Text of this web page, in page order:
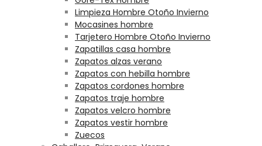
Limpieza Hombre Otoño Invierno
Mocasines hombre
Tarjetero Hombre Otoño Invierno
Zapatillas casa hombre
Zapatos alzas verano
Zapatos con hebilla hombre
Zapatos cordones hombre
Zapatos traje hombre
Zapatos velcro hombre
Zapatos vestir hombre
Zuecos